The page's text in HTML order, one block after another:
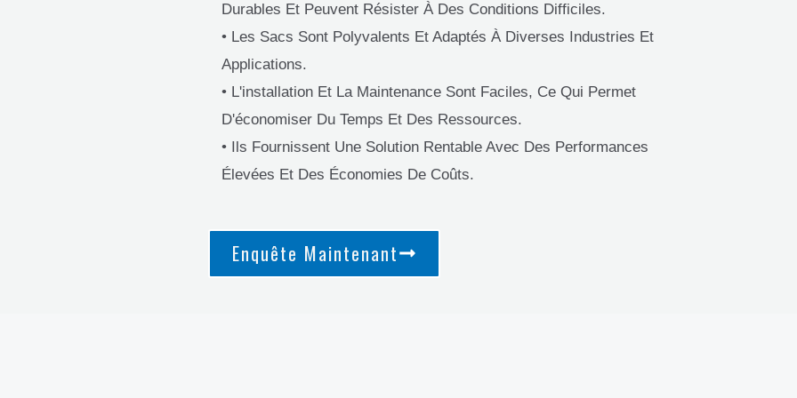
Durables Et Peuvent Résister À Des Conditions Difficiles.
• Les Sacs Sont Polyvalents Et Adaptés À Diverses Industries Et
Applications.
• L'installation Et La Maintenance Sont Faciles, Ce Qui Permet
D'économiser Du Temps Et Des Ressources.
• Ils Fournissent Une Solution Rentable Avec Des Performances
Élevées Et Des Économies De Coûts.
Enquête Maintenant